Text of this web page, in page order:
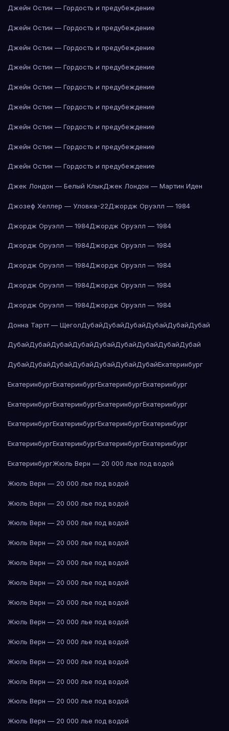
Джейн Остин — Гордость и предубеждение
Джейн Остин — Гордость и предубеждение
Джейн Остин — Гордость и предубеждение
Джейн Остин — Гордость и предубеждение
Джейн Остин — Гордость и предубеждение
Джейн Остин — Гордость и предубеждение
Джейн Остин — Гордость и предубеждение
Джейн Остин — Гордость и предубеждение
Джейн Остин — Гордость и предубеждение
Джек Лондон — Белый КлыкДжек Лондон — Мартин Иден
Джозеф Хеллер — Уловка-22Джордж Оруэлл — 1984
Джордж Оруэлл — 1984Джордж Оруэлл — 1984
Джордж Оруэлл — 1984Джордж Оруэлл — 1984
Джордж Оруэлл — 1984Джордж Оруэлл — 1984
Джордж Оруэлл — 1984Джордж Оруэлл — 1984
Джордж Оруэлл — 1984Джордж Оруэлл — 1984
Донна Тартт — ЩеголДубайДубайДубайДубайДубайДубай
ДубайДубайДубайДубайДубайДубайДубайДубайДубай
ДубайДубайДубайДубайДубайДубайДубайЕкатеринбург
ЕкатеринбургЕкатеринбургЕкатеринбургЕкатеринбург
ЕкатеринбургЕкатеринбургЕкатеринбургЕкатеринбург
ЕкатеринбургЕкатеринбургЕкатеринбургЕкатеринбург
ЕкатеринбургЕкатеринбургЕкатеринбургЕкатеринбург
ЕкатеринбургЖюль Верн — 20 000 лье под водой
Жюль Верн — 20 000 лье под водой
Жюль Верн — 20 000 лье под водой
Жюль Верн — 20 000 лье под водой
Жюль Верн — 20 000 лье под водой
Жюль Верн — 20 000 лье под водой
Жюль Верн — 20 000 лье под водой
Жюль Верн — 20 000 лье под водой
Жюль Верн — 20 000 лье под водой
Жюль Верн — 20 000 лье под водой
Жюль Верн — 20 000 лье под водой
Жюль Верн — 20 000 лье под водой
Жюль Верн — 20 000 лье под водой
Жюль Верн — 20 000 лье под водой